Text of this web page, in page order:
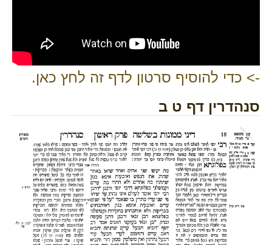
-> כדי להוסיף סרטון לדף זה לחץ כאן.
סנהדרין דף ט ב